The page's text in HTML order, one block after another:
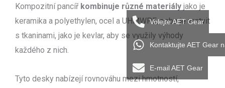
Kompozitní pancířkombinuje různé materiály jako je
keramika a polyethylen, ocel a UHMWPE, nebo je vrstvit
s tkaninami, jako je kevlar, aby se využily výhody
každého z nich.
Tyto desky nabízejí rovnováhu mezi hmotností,
Volejte AET Gear
Kontaktujte AET Gear
E-mail AET Gear